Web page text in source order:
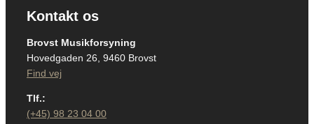
Kontakt os
Brovst Musikforsyning
Hovedgaden 26, 9460 Brovst
Find vej
Tlf.:
(+45) 98 23 04 00